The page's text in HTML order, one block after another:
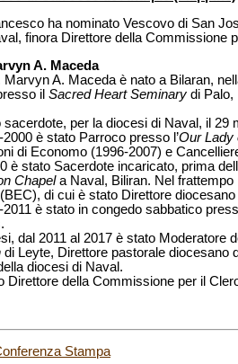
ha nominato Vescovo di San
finora Direttore della Commissione
A. Maceda
A. Maceda è nato a Bilaran,
il Sacred Heart Seminary di Palo,
per la diocesi di Naval, il 29
è stato Parroco presso l’Our Lady
di Economo (1996-2007) e
è stato Sacerdote incaricato, prima
Chapela Naval, Biliran. Nel
di cui è stato Direttore diocesano
è stato in congedo sabbatico
dal 2011 al 2017 è stato Moderatore
di Leyte, Direttore pastorale diocesano
diocesi di Naval.
della Commissione per il
Stampa